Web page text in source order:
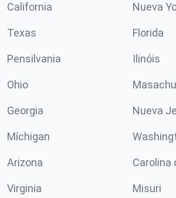
California Nueva
Texas Florida
Pensilvania Ilinóis
Ohio
Georgia Nueva
Míchigan
Arizona Carolina
Virginia Misuri